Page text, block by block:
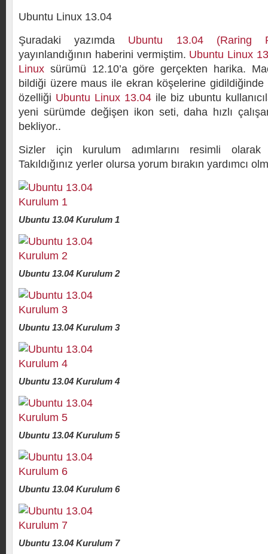
Ubuntu Linux 13.04
Şuradaki yazımda Ubuntu 13.04 (Raring
yayınlandığının haberini vermiştim. Ubuntu Linux
Linux sürümü 12.10’a göre gerçekten harika.
bildiği üzere maus ile ekran köşelerine gidildiğinde
özelliği Ubuntu Linux 13.04 ile biz ubuntu
yeni sürümde değişen ikon seti, daha hızlı
bekliyor..
Sizler için kurulum adımlarını resimli olarak
Takıldığınız yerler olursa yorum bırakın yardımcı
Ubuntu 13.04 Kurulum 1
Ubuntu 13.04 Kurulum 2
Ubuntu 13.04 Kurulum 3
Ubuntu 13.04 Kurulum 4
Ubuntu 13.04 Kurulum 5
Ubuntu 13.04 Kurulum 6
Ubuntu 13.04 Kurulum 7